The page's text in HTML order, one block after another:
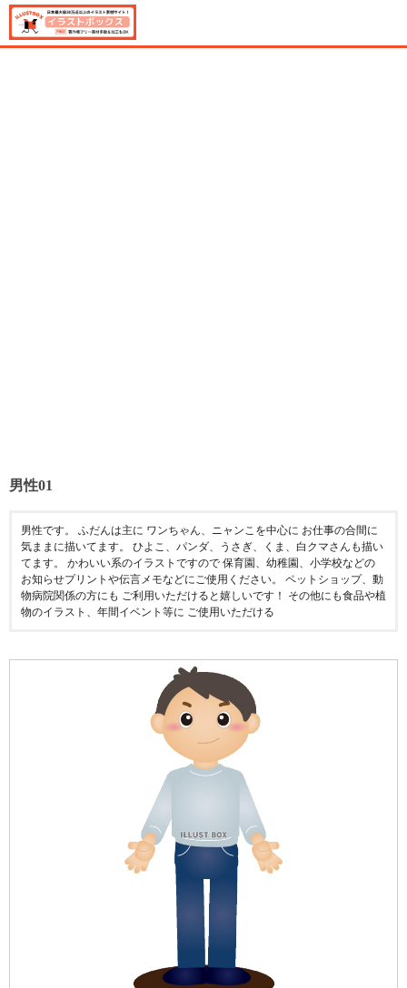
男性01
男性です。 ふだんは主に ワンちゃん、ニャンこを中心に お仕事の合間に
気ままに描いてます。 ひよこ、パンダ、うさぎ、くま、白クマさんも描い
てます。 かわいい系のイラストですので 保育園、幼稚園、小学校などの
お知らせプリントや伝言メモなどにご使用ください。 ペットショップ、動
物病院関係の方にも ご利用いただけると嬉しいです！ その他にも食品や植
物のイラスト、年間イベント等に ご使用いただける